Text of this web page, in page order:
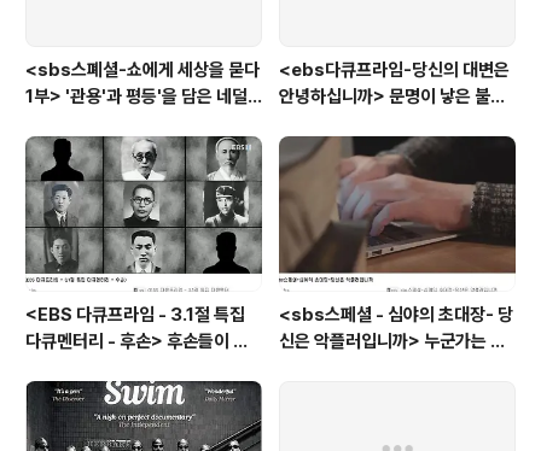
<sbs스폐셜-쇼에게 세상을 묻다
1부> '관용'과 평등'을 담은 네덜
<ebs다큐프라임-당신의 대변은
안녕하십니까> 문명이 낳은 불치
<EBS 다큐프라임 - 3.1절 특집
다큐멘터리 - 후손> 후손들이 말
고 후손들이 짊어진 삶의 무게
<sbs스페셜 - 심야의 초대장- 당
신은 악플러입니까> 누군가는 강